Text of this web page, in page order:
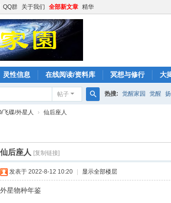
QQ群 关于我们 全部新文章 精华
灵性信息 在线阅读/资料库 冥想与修行 大
帖子 热搜: 觉醒家园 觉醒
飞碟/外星人 › 仙后座人
仙后座人 [复制链接]
发表于 2022-8-12 10:20 显示全部楼层
外星物种年鉴